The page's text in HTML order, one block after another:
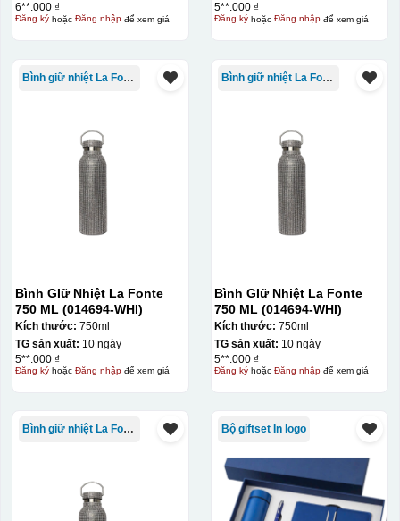
Chén sau khi được dán xong (chưa nung)
6**.000 ₫
Đăng kýhoặc Đăng nhậpđể xem giá
5**.000 ₫
Đăng kýhoặc Đăng nhậpđể xem giá
Bình giữ nhiệt La Fonte
Bình GIữ Nhiệt La Fonte
750 ML (014694-WHI)
Kích thước: 750ml
TG sản xuất: 10 ngày
5**.000 ₫
Đăng kýhoặc Đăng nhậpđể xem giá
Bình giữ nhiệt La Fonte
Bình GIữ Nhiệt La Fonte
750 ML (014694-WHI)
Kích thước: 750ml
TG sản xuất: 10 ngày
5**.000 ₫
Đăng kýhoặc Đăng nhậpđể xem giá
Bình giữ nhiệt La Fonte Bộ giftset In logo